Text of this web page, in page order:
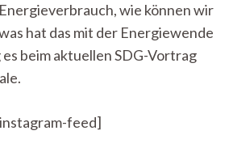
Weg
zur
Klimaneutralität
–
die
wie können wir
hat das mit der Energiewende
beim aktuellen SDG-Vortrag
feed]